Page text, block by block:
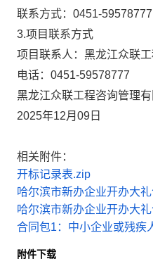
联系方式： 0451-59578777
3.项目联系方式
项目联系人： 黑龙江众联
电话： 0451-59578777
黑龙江众联工程咨询管理有
2025年12月09日
相关附件：
开标记录表.zip
哈尔滨市新办企业开办大
哈尔滨市新办企业开办大
合同包1：中小企业或残疾
附件下载